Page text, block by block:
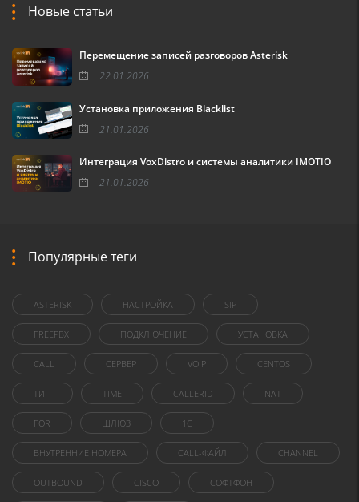
Новые статьи
Перемещение записей разговоров Asterisk
22.01.2026
Установка приложения Blacklist
21.01.2026
Интеграция VoxDistro и системы аналитики IMOTIO
21.01.2026
Популярные теги
ASTERISK НАСТРОЙКА SIP
FREEPBX ПОДКЛЮЧЕНИЕ УСТАНОВКА
CALL СЕРВЕР VOIP CENTOS
ТИП TIME CALLERID NAT
FOR ШЛЮЗ 1C
ВНУТРЕННИЕ НОМЕРА CALL-ФАЙЛ CHANNEL
OUTBOUND CISCO СОФТФОН